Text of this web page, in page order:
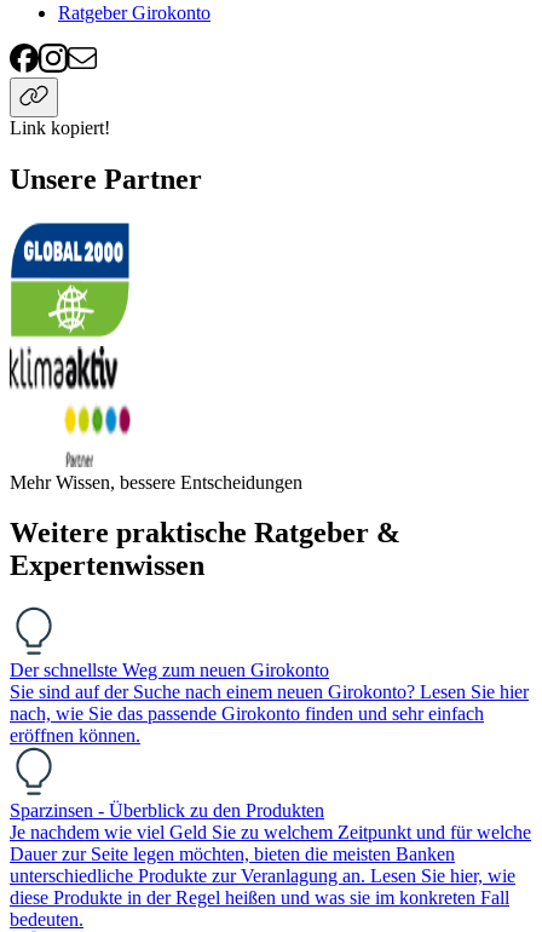
Ratgeber Girokonto
Link kopiert!
Unsere Partner
Mehr Wissen, bessere Entscheidungen
Weitere praktische Ratgeber &
Expertenwissen
Der schnellste Weg zum neuen Girokonto
Sie sind auf der Suche nach einem neuen Girokonto? Lesen Sie hier
nach, wie Sie das passende Girokonto finden und sehr einfach
eröffnen können.
Sparzinsen - Überblick zu den Produkten
Je nachdem wie viel Geld Sie zu welchem Zeitpunkt und für welche
Dauer zur Seite legen möchten, bieten die meisten Banken
unterschiedliche Produkte zur Veranlagung an. Lesen Sie hier, wie
diese Produkte in der Regel heißen und was sie im konkreten Fall
bedeuten.